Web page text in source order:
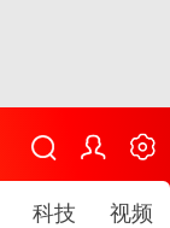
科技
视频